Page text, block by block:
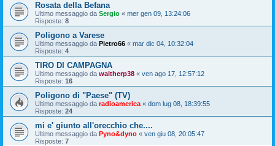
Rosata della Befana
Ultimo messaggio da Sergio « mer gen 09, 13:24:06
Risposte: 8
Poligono a Varese
Ultimo messaggio da Pietro66 « mar dic 04, 10:32:04
Risposte: 4
TIRO DI CAMPAGNA
Ultimo messaggio da waltherp38 « ven ago 17, 12:57:12
Risposte: 16
Poligono di "Paese" (TV)
Ultimo messaggio da radioamerica« dom lug 08, 18:39:55
Risposte: 24
mi e' giunto all'orecchio che....
Ultimo messaggio da Pyno&dyno « ven giu 08, 20:05:47
Risposte: 7